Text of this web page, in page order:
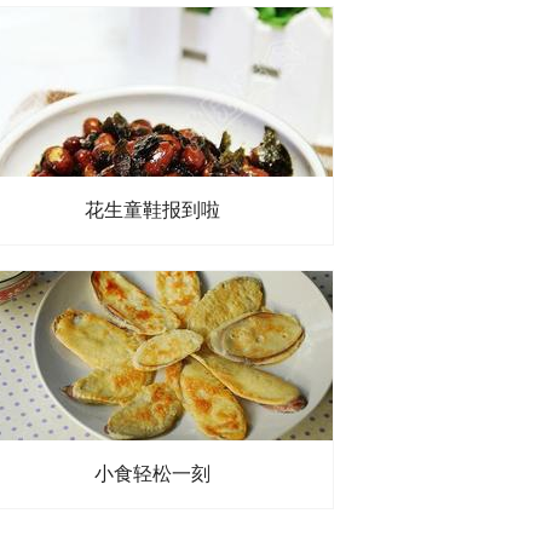
花生童鞋报到啦
小食轻松一刻